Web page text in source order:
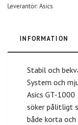
Leverantör: Asics
INFORMATION
Stabil och
System och
Asics GT-
söker pålitligt
både korta och